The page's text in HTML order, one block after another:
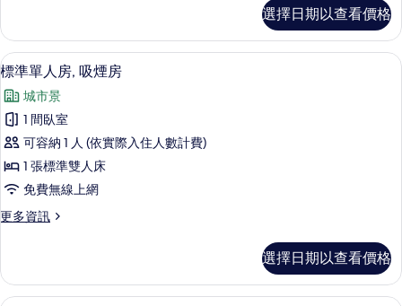
房
的
所
有
相
片
單
人
房,
吸
煙
房
的
詳
情
選擇日期以查看價格
顯
示
標
準
單
人
吸
房
的
1
標準單人房, 吸煙房
城市景
1 間臥室
可容納 1 人 (依實際入住人數計費)
1 張標準雙人床
免費無線上網
更多資訊
更
單
人
選擇日期以查看價格